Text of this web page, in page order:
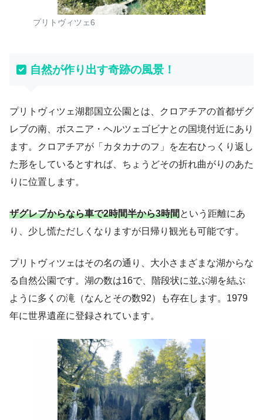
プリトヴィツェ6
自然が作り出す奇跡の風景！
プリトヴィツェ湖郡国立公園とは、クロアチアの首都ザグ
レブの南、ボスニア・ヘルツェゴビナとの国境付近にあり
ます。クロアチアが「カタカナのフ」を左右ひっくり返し
た形をしているとすれば、ちょうどその折れ曲がりのあた
りに位置します。
ザグレブからなら車で2時間半から3時間という距離にあ
り、少し慌ただしくなりますが日帰り観光も可能です。
プリトヴィツェはその名の通り、大小さまざまな湖からな
る自然公園です。湖の数は16で、階段状に並ぶ湖を結ぶ
ように多くの滝（なんとその数92）も存在します。1979
年に世界遺産に登録されています。